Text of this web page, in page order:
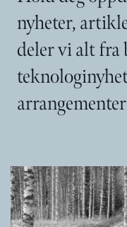
nyheter,
deler vi alt fra